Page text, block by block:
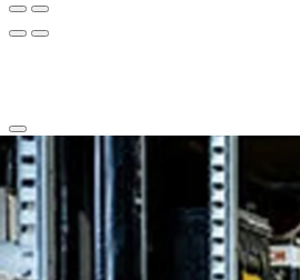
clear
arrow_back_ios_new
favorite